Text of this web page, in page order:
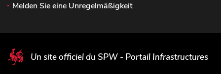
Melden Sie eine Unregelmäßigkeit
Un site officiel du SPW - Portail Infrastructures